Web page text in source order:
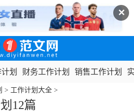
✕
划 财务工作计划 销售工作计划
> 工作计划大全 >
12篇